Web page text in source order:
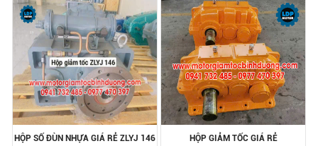
HỘP SỐ ĐÙN NHỰA GIÁ RẺ ZLYJ 146 HỘP GIẢM TỐC GIÁ RẺ